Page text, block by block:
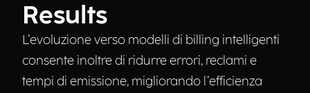
Results
L’evoluzione verso modelli di billing intelligenti
consente inoltre di ridurre errori, reclami e
tempi di emissione, migliorando l’efficienza